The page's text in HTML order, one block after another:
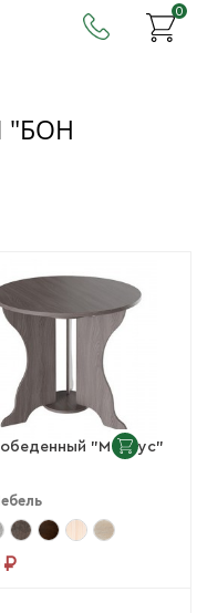
0
"БОН
"Маркус"
₽